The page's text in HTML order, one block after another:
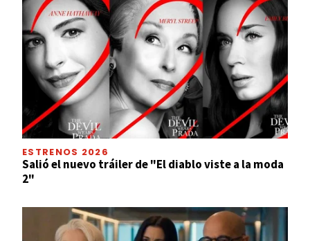
ESTRENOS 2026
Salió el nuevo tráiler de "El diablo viste a la moda
2"